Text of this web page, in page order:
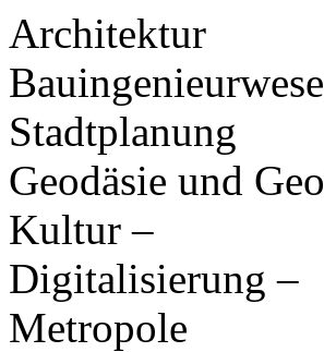
Architektur
Stadtplanung
Geodäsie und
Kultur –
Digitalisierung –
Metropole